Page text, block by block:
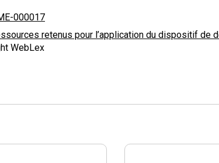
000017
retenus pour l’application du dispositif de
WebLex